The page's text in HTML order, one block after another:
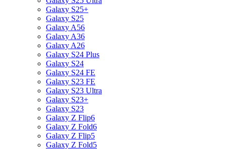
Galaxy S25+
Galaxy S25
Galaxy A56
Galaxy A36
Galaxy A26
Galaxy S24 Plus
Galaxy S24
Galaxy S24 FE
Galaxy S23 FE
Galaxy S23 Ultra
Galaxy S23+
Galaxy S23
Galaxy Z Flip6
Galaxy Z Fold6
Galaxy Z Flip5
Galaxy Z Fold5